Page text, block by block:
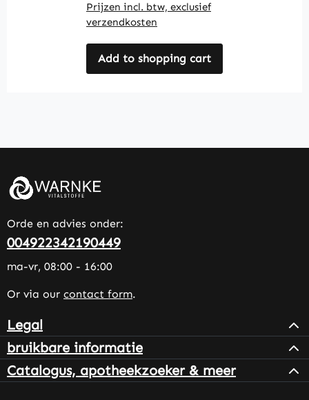
Prijzen incl. btw, exclusief
verzendkosten
Add to shopping cart
Orde en advies onder:
004922342190449
ma-vr, 08:00 - 16:00
Or via our contact form.
Legal
bruikbare informatie
Catalogus, apotheekzoeker & meer